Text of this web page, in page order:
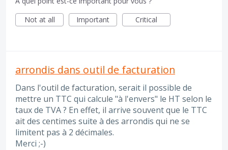
Not at all
Important Critical
arrondis dans outil de facturation
Dans l'outil de facturation, serait il possible de
mettre un TTC qui calcule "à l'envers" le HT selon le
taux de TVA ? En effet, il arrive souvent que le TTC
ait des centimes suite à des arrondis qui ne se
limitent pas à 2 décimales.
Merci ;-)